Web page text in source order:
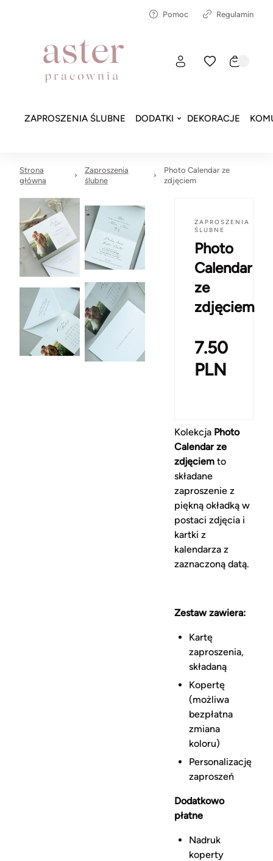
Pomoc Regulamin
ZAPROSZENIA ŚLUBNE DODATKI DEKORACJE
Strona
główna
Zaproszenia
ślubne
Photo Calendar ze
zdjęciem
ZAPROSZENIA
ŚLUBNE
Photo
Calendar
ze
zdjęciem
7.50
PLN
Kolekcja Photo
Calendar ze
zdjęciemto
składane
zaproszenie z
piękną okładką w
postaci zdjęcia i
kartki z
kalendarza z
zaznaczoną datą.
Zestaw zawiera:
Kartę
zaproszenia,
składaną
Kopertę
(możliwa
bezpłatna
zmiana
koloru)
Personalizację
zaproszeń
Dodatkowo
płatne
Nadruk
koperty